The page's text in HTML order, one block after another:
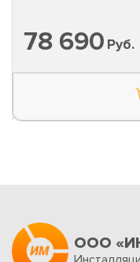
78 690 Руб.
ООО